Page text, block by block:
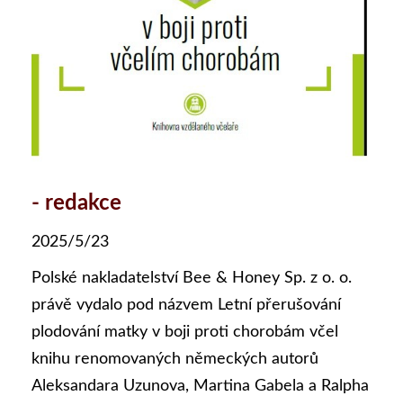
- redakce
2025/5/23
Polské nakladatelství Bee & Honey Sp. z o. o.
právě vydalo pod názvem Letní přerušování
plodování matky v boji proti chorobám včel
knihu renomovaných německých autorů
Aleksandara Uzunova, Martina Gabela a Ralpha